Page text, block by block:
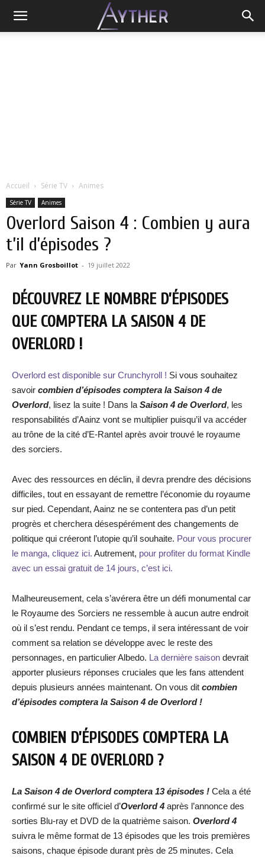
Accueil Série TV Animes
Série TV Animes
Overlord Saison 4 : Combien y aura
t’il d’épisodes ?
Par Yann Grosboillot - 19 juillet 2022
DÉCOUVREZ LE NOMBRE D’ÉPISODES
QUE COMPTERA LA SAISON 4 DE
OVERLORD !
Overlord est disponible sur Crunchyroll ! Si vous souhaitez
savoir combien d’épisodes comptera la Saison 4 de
Overlord, lisez la suite ! Dans la Saison 4 de Overlord, les
responsabilités d’Aainz vont se multiplier puisqu’il va accéder
au trône de la cité d’E-Rantel après avoir trouvé le royaume
des sorciers.
Avec des ressources en déclin, il devra prendre des décisions
difficiles, tout en essayant de remettre l’économie du royaume
sur pied. Cependant, Aainz ne se contentera pas d’un petit
progrès et cherchera désespérément des changements de
politique qui créeront l’utopie qu’il souhaite. Pour vous procurer
le manga, cliquez ici. Autrement, pour profiter du format Kindle
avec un essai gratuit de 14 jours, c’est ici.
Malheureusement, cela s’avérera être un défi monumental car
le Royaume des Sorciers ne ressemble à aucun autre endroit
où il s’est rendu. Pendant ce temps, il sera intéressant de voir
comment sa relation se développe avec le reste des
personnages, en particulier Albedo. La dernière saison devrait
apporter plusieurs réponses cruciales que les fans attendent
depuis plusieurs années maintenant. On vous dit combien
d’épisodes comptera la Saison 4 de Overlord !
COMBIEN D’ÉPISODES COMPTERA LA
SAISON 4 DE OVERLORD ?
La Saison 4 de Overlord comptera 13 épisodes ! Cela a été
confirmé sur le site officiel d’Overlord 4 après l’annonce des
sorties Blu-ray et DVD de la quatrième saison. Overlord 4
suivra le même format de 13 épisodes que les trois premières
saisons, chaque épisode durant près de 25 minutes. Cela